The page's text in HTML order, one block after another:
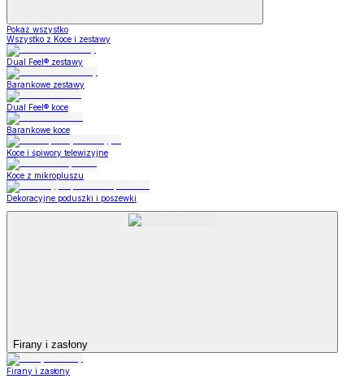
Pokaż wszystko
Wszystko z Koce i zestawy
Dual Feel® zestawy
Barankowe zestawy
Dual Feel® koce
Barankowe koce
Koce i śpiwory telewizyjne
Koce z mikropluszu
Dekoracyjne poduszki i poszewki
Firany i zasłony
Firany i zasłony